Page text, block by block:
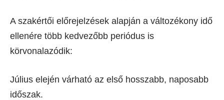
A szakértői előrejelzések alapján a változékony idő
ellenére több kedvezőbb periódus is
körvonalazódik:
Július elején várható az első hosszabb, naposabb
időszak.